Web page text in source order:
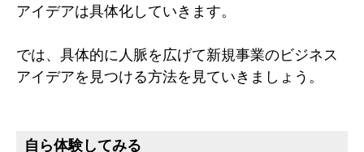
アイデアは具体化していきます。
では、具体的に人脈を広げて新規事業のビジネス
アイデアを見つける方法を見ていきましょう。
自ら体験してみる